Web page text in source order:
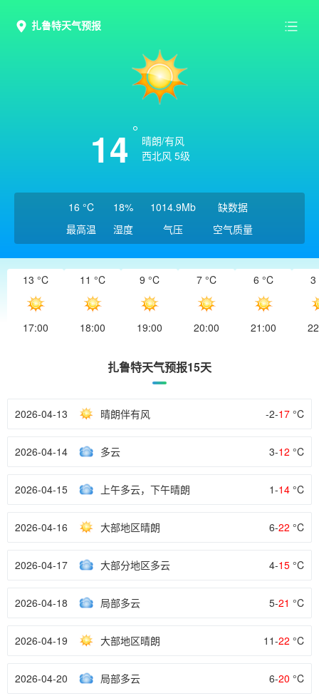
扎鲁特天气预报
14
晴朗/有风
西北风 5级
16 °C
最高温
18%
湿度
1014.9Mb
气压
缺数据
空气质量
13 °C
17:00
11 °C
18:00
9 °C
19:00
7 °C
20:00
6 °C
21:00
3
扎鲁特天气预报15天
2026-04-13 晴朗伴有风 -2-17 °C
2026-04-14 多云 3-12 °C
2026-04-15 上午多云，下午晴朗 1-14 °C
2026-04-16 大部地区晴朗 6-22 °C
2026-04-17 大部分地区多云 4-15 °C
2026-04-18 局部多云 5-21 °C
2026-04-19 大部地区晴朗 11-22 °C
2026-04-20 局部多云 6-20 °C